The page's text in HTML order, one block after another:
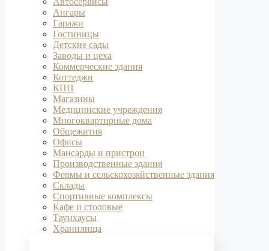
Ангары
Гаражи
Гостиницы
Детские сады
Заводы и цеха
Коммерческие здания
Коттеджи
КПП
Магазины
Медицинские учреждения
Многоквартирные дома
Общежития
Офисы
Мансарды и пристрои
Производственные здания
Фермы и сельскохозяйственные здания
Склады
Спортивные комплексы
Кафе и столовые
Таунхаусы
Хранилища